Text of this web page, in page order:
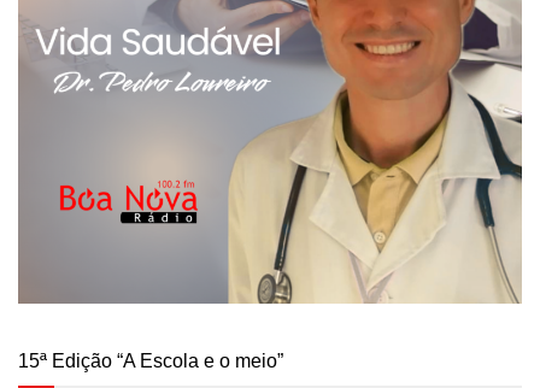
15ª Edição “A Escola e o meio”